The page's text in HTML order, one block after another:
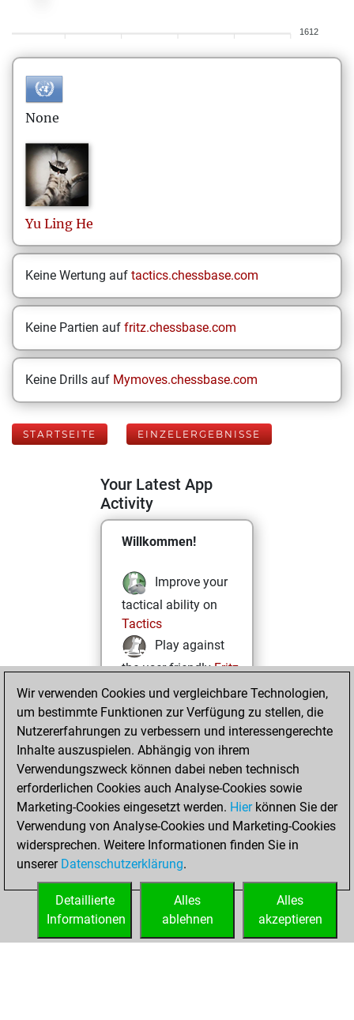
1612
None
Yu Ling He
Keine Wertung auf tactics.chessbase.com
Keine Partien auf fritz.chessbase.com
Keine Drills auf Mymoves.chessbase.com
STARTSEITE EINZELERGEBNISSE
Your Latest App
Activity
Willkommen!
Improve your
tactical ability on
Tactics
Play against
the user friendlyFritz
Test and
improve your
openings knowledge
onMyMoves
Play and
follow your friends'
games on Play
Solve some
beautiful and
onStudies
Wir verwenden Cookies und vergleichbare Technologien,
um bestimmte Funktionen zur Verfügung zu stellen, die
Nutzererfahrungen zu verbessern und interessengerechte
Inhalte auszuspielen. Abhängig von ihrem
Verwendungszweck können dabei neben technisch
erforderlichen Cookies auch Analyse-Cookies sowie
Marketing-Cookies eingesetzt werden. Hierkönnen Sie der
Verwendung von Analyse-Cookies und Marketing-Cookies
widersprechen. Weitere Informationen finden Sie in
unserer Datenschutzerklärung.
Alles
akzeptieren
Alles
ablehnen
Detaillierte
Informationen